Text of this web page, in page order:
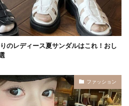
のレディース夏サンダルはこれ！おし
ファッション